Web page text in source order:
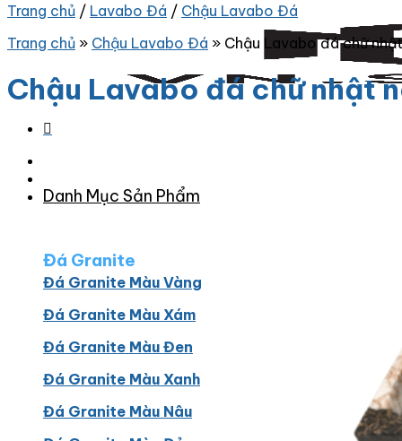
Danh Mục Sản Phẩm
Đá Granite
Đá Granite Màu Vàng
Đá Granite Màu Xám
Đá Granite Màu Đen
Đá Granite Màu Xanh
Đá Granite Màu Nâu
Trang chủ / Lavabo Đá / Chậu Lavabo Đá
Trang chủ » Chậu Lavabo Đá » Chậu Lavabo đá chữ
Chậu Lavabo đá chữ nhật